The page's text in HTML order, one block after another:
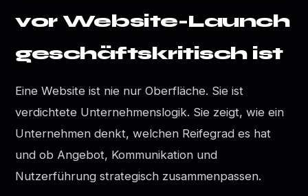
vor Website-Launch
geschäftskritisch ist
Eine Website ist nie nur Oberfläche. Sie ist
verdichtete Unternehmenslogik. Sie zeigt, wie ein
Unternehmen denkt, welchen Reifegrad es hat
und ob Angebot, Kommunikation und
Nutzerführung strategisch zusammenpassen.